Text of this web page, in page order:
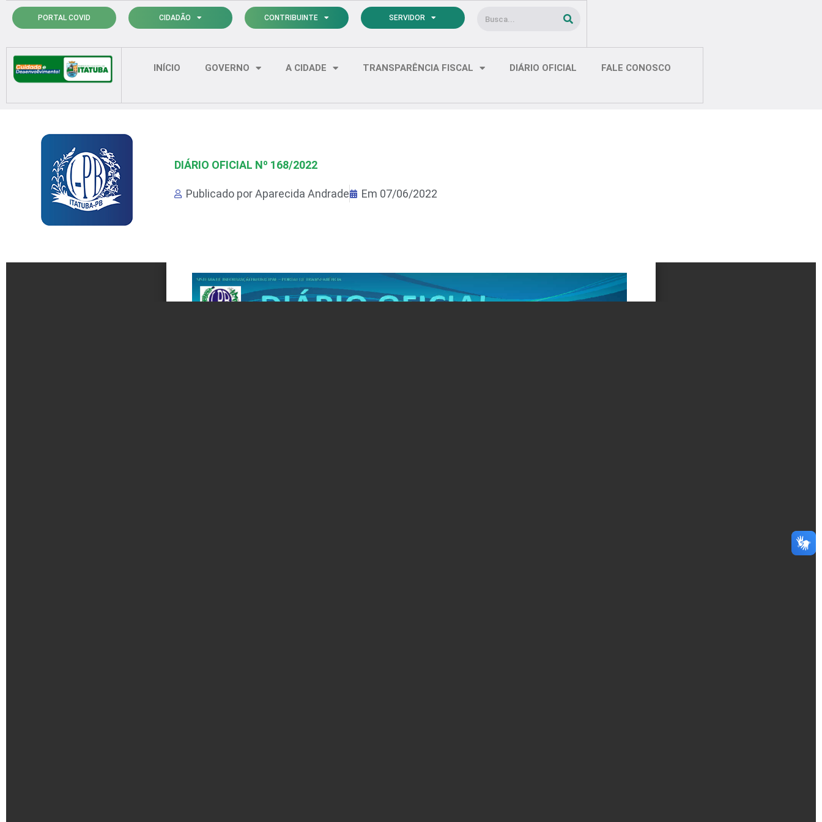
para
conteúdo
PORTAL COVID CIDADÃO CONTRIBUINTE SERVIDOR Pesquisar
INÍCIO GOVERNO A CIDADE TRANSPARÊNCIA FISCAL DIÁRIO OFICIAL FALE CONOSCO
DIÁRIO OFICIAL Nº 168/2022
Publicado porAparecida Andrade Em 07/06/2022